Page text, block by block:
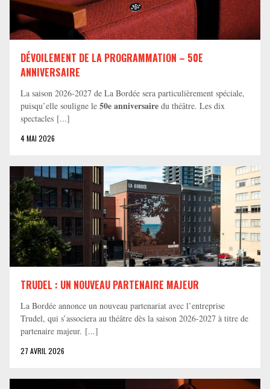
DÉVOILEMENT DE LA PROGRAMMATION – 50E
ANNIVERSAIRE
La saison 2026-2027 de La Bordée sera particulièrement spéciale,
puisqu’elle souligne le 50e anniversaire du théâtre. Les dix
spectacles [...]
4 MAI 2026
TRUDEL : UN NOUVEAU PARTENAIRE MAJEUR
La Bordée annonce un nouveau partenariat avec l’entreprise
Trudel, qui s’associera au théâtre dès la saison 2026-2027 à titre de
partenaire majeur. [...]
27 AVRIL 2026